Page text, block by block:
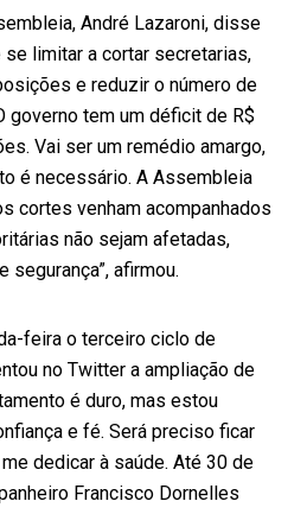
André Lazaroni, disse
limitar a cortar secretarias,
e reduzir o número de
governo tem um déficit de R$
Vai ser um remédio amargo,
é necessário. A Assembleia
cortes venham acompanhados
não sejam afetadas,
segurança”, afirmou.
feira o terceiro ciclo de
no Twitter a ampliação de
é duro, mas estou
e fé. Será preciso ficar
dedicar à saúde. Até 30 de
Francisco Dornelles